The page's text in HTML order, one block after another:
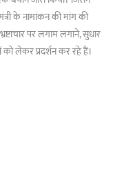
के नामांकन की मांग की
पर लगाम लगाने, सुधार
लेकर प्रदर्शन कर रहे हैं।